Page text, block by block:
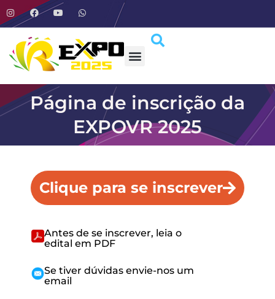
Página de inscrição da
EXPOVR 2025
Clique para se inscrever
Antes de se inscrever, leia o
edital em PDF
Se tiver dúvidas envie-nos um
email